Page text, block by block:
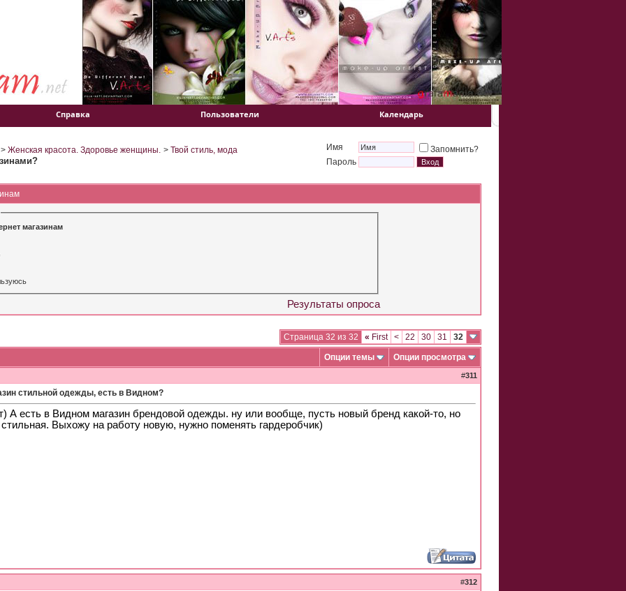
Справка Пользователи Календарь
> Женская красота. Здоровье женщины. > Твой стиль, мода Имя
Запомнить?
Пароль
магазинам
Результаты опроса
Страница 32 из 32 « First < 22 30 31 32
Опции темы Опции просмотра
#311
стильной одежды, есть в Видном?
А есть в Видном магазин брендовой одежды. ну или вообще, пусть новый бренд какой-то, но
Выхожу на работу новую, нужно поменять гардеробчик)
#312